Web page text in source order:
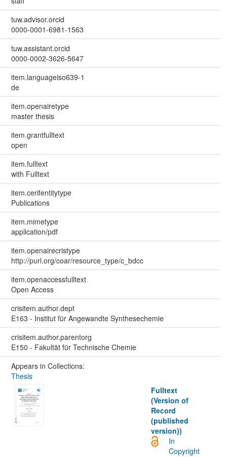
tuw.advisor.orcid
0000-0001-6981-1563
tuw.assistant.orcid
0000-0002-3626-5647
item.languageiso639-1
de
item.openairetype
master thesis
item.grantfulltext
open
item.fulltext
with Fulltext
item.cerifentitytype
Publications
item.mimetype
application/pdf
item.openairecristype
http://purl.org/coar/resource_type/c_bdcc
item.openaccessfulltext
Open Access
crisitem.author.dept
E163 - Institut für Angewandte Synthesechemie
crisitem.author.parentorg
E150 - Fakultät für Technische Chemie
Appears in Collections:
Thesis
Fulltext
(Version of
Record
(published
version))
In
Copyright